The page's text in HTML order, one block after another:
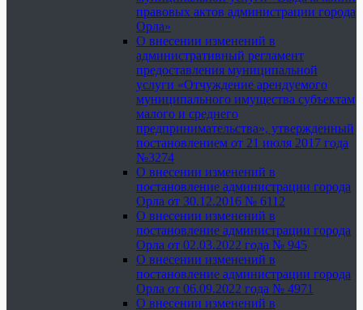
правовых актов администрации города
Орла»
О внесении изменений в
административный регламент
предоставления муниципальной
услуги «Отчуждение арендуемого
муниципального имущества субъектам
малого и среднего
предпринимательства», утвержденный
постановлением от 21 июля 2017 года
№3274
О внесении изменений в
постановление администрации города
Орла от 30.12.2016 № 6112
О внесении изменений в
постановление администрации города
Орла от 02.03.2022 года № 945
О внесении изменений в
постановление администрации города
Орла от 06.09.2022 года № 4971
О внесении изменений в